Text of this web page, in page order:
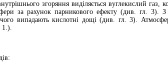
згоряння виділяється вуглекислий газ,
за рахунок парникового ефекту (див. гл.
випадають кислотні дощі (див. гл. 3).
1.).